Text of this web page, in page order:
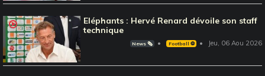
Eléphants : Hervé Renard dévoile son staff
technique
News 🗞️ Football ⚽️ Jeu, 06 Aou 2026